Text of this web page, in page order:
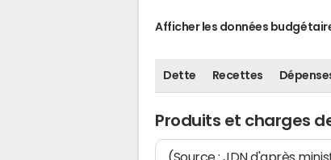
Afficher les données
Dette Recettes
Produits et charges